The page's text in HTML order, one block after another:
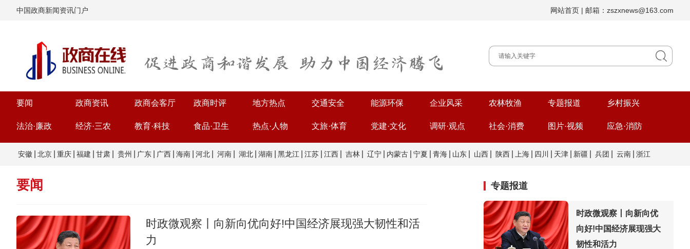
中国政商新闻资讯门户 网站首页 | 邮箱：zszxnews@163.com
要闻 政商资讯 政商会客厅 政商时评 地方热点 交通安全 能源环保 企业风采 农林牧渔 专题报道 乡村振兴
法治·廉政 经济·三农 教育·科技 食品·卫生 热点·人物 文旅·体育 党建·文化 调研·观点 社会·消费 图片·视频 应急·消防
安徽 北京 重庆 福建 甘肃 贵州 广东 广西 海南 河北 河南 湖北 湖南 黑龙江 江苏 江西 吉林 辽宁 内蒙古 宁夏 青海 山东 山西 陕西 上海 四川 天津 新疆 兵团 云南 浙江
要闻
时政微观察丨向新向优向好!中国经济展现强大韧性和活
力
专题报道
时政微观察丨向新向优
向好!中国经济展现强大
韧性和活力